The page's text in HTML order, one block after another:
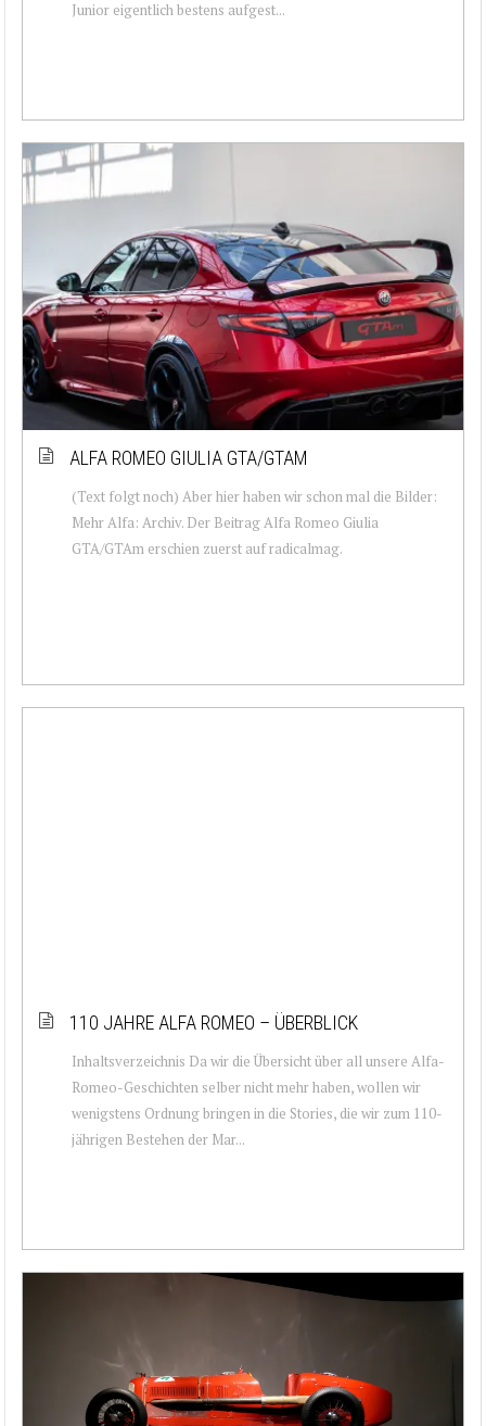
Junior eigentlich bestens aufgest...
ALFA ROMEO GIULIA GTA/GTAM
(Text folgt noch) Aber hier haben wir schon mal die Bilder:
Mehr Alfa: Archiv. Der Beitrag Alfa Romeo Giulia
GTA/GTAm erschien zuerst auf radicalmag.
110 JAHRE ALFA ROMEO – ÜBERBLICK
Inhaltsverzeichnis Da wir die Übersicht über all unsere Alfa-
Romeo-Geschichten selber nicht mehr haben, wollen wir
wenigstens Ordnung bringen in die Stories, die wir zum 110-
jährigen Bestehen der Mar...